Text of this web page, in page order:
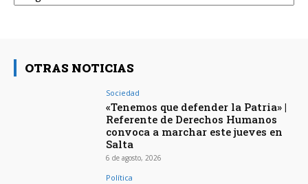
OTRAS NOTICIAS
Sociedad
«Tenemos que defender la Patria» |
Referente de Derechos Humanos
convoca a marchar este jueves en
Salta
6 de agosto, 2026
Política